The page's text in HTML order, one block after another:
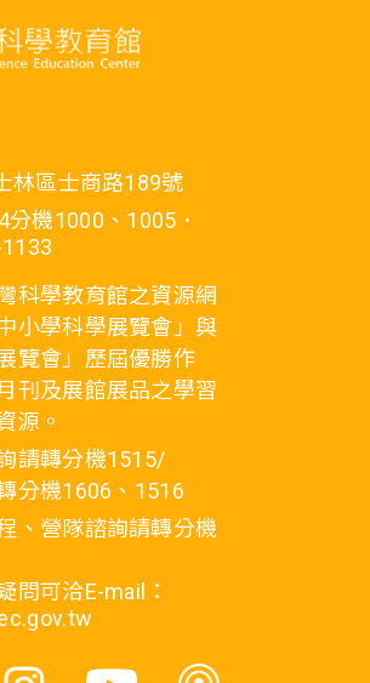
林區士商路189號
機1000、1005．
科學教育館之資源網
小學科學展覽會」與
覽會」歷屆優勝作
刊及展館展品之學習
源。
請轉分機1515/
分機1606、1516
、營隊諮詢請轉分機
問可洽E-mail：